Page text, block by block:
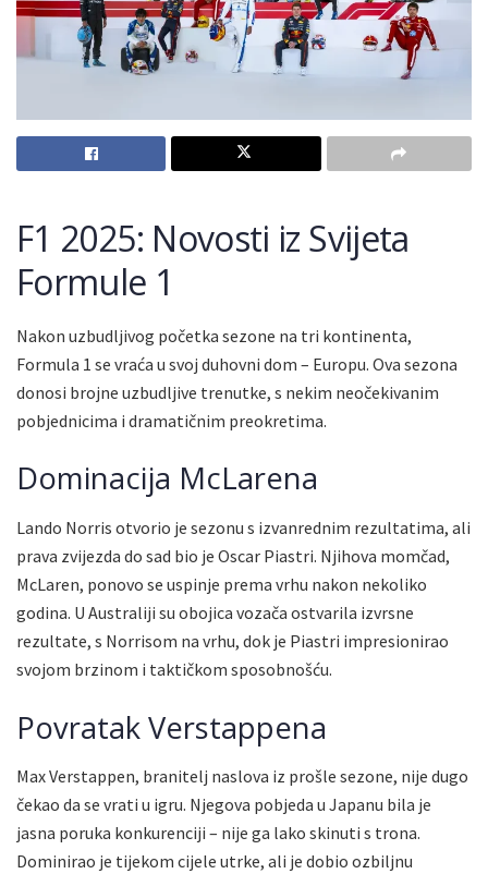
F1 2025: Novosti iz Svijeta
Formule 1
Nakon uzbudljivog početka sezone na tri kontinenta,
Formula 1 se vraća u svoj duhovni dom – Europu. Ova sezona
donosi brojne uzbudljive trenutke, s nekim neočekivanim
pobjednicima i dramatičnim preokretima.
Dominacija McLarena
Lando Norris otvorio je sezonu s izvanrednim rezultatima, ali
prava zvijezda do sad bio je Oscar Piastri. Njihova momčad,
McLaren, ponovo se uspinje prema vrhu nakon nekoliko
godina. U Australiji su obojica vozača ostvarila izvrsne
rezultate, s Norrisom na vrhu, dok je Piastri impresionirao
svojom brzinom i taktičkom sposobnošću.
Povratak Verstappena
Max Verstappen, branitelj naslova iz prošle sezone, nije dugo
čekao da se vrati u igru. Njegova pobjeda u Japanu bila je
jasna poruka konkurenciji – nije ga lako skinuti s trona.
Dominirao je tijekom cijele utrke, ali je dobio ozbiljnu